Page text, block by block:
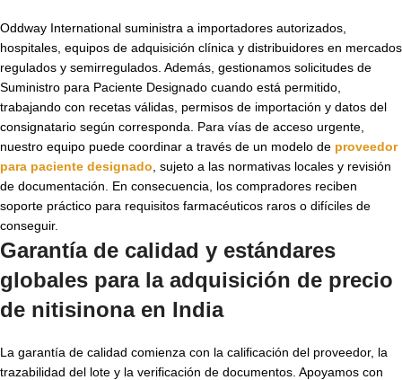
Oddway International suministra a importadores autorizados,
hospitales, equipos de adquisición clínica y distribuidores en mercados
regulados y semirregulados. Además, gestionamos solicitudes de
Suministro para Paciente Designado cuando está permitido,
trabajando con recetas válidas, permisos de importación y datos del
consignatario según corresponda. Para vías de acceso urgente,
nuestro equipo puede coordinar a través de un modelo de proveedor
para paciente designado , sujeto a las normativas locales y revisión
de documentación. En consecuencia, los compradores reciben
soporte práctico para requisitos farmacéuticos raros o difíciles de
conseguir.
Garantía de calidad y estándares
globales para la adquisición de precio
de nitisinona en India
La garantía de calidad comienza con la calificación del proveedor, la
trazabilidad del lote y la verificación de documentos. Apoyamos con